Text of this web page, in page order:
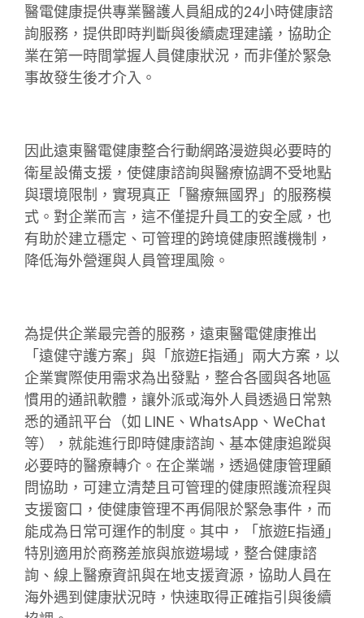
醫電健康提供專業醫護人員組成的24小時健康諮
詢服務，提供即時判斷與後續處理建議，協助企
業在第一時間掌握人員健康狀況，而非僅於緊急
事故發生後才介入。
因此遠東醫電健康整合行動網路漫遊與必要時的
衛星設備支援，使健康諮詢與醫療協調不受地點
與環境限制，實現真正「醫療無國界」的服務模
式。對企業而言，這不僅提升員工的安全感，也
有助於建立穩定、可管理的跨境健康照護機制，
降低海外營運與人員管理風險。
為提供企業最完善的服務，遠東醫電健康推出
「遠健守護方案」與「旅遊E指通」兩大方案，以
企業實際使用需求為出發點，整合各國與各地區
慣用的通訊軟體，讓外派或海外人員透過日常熟
悉的通訊平台（如 LINE、WhatsApp、WeChat
等），就能進行即時健康諮詢、基本健康追蹤與
必要時的醫療轉介。在企業端，透過健康管理顧
問協助，可建立清楚且可管理的健康照護流程與
支援窗口，使健康管理不再侷限於緊急事件，而
能成為日常可運作的制度。其中，「旅遊E指通」
特別適用於商務差旅與旅遊場域，整合健康諮
詢、線上醫療資訊與在地支援資源，協助人員在
海外遇到健康狀況時，快速取得正確指引與後續